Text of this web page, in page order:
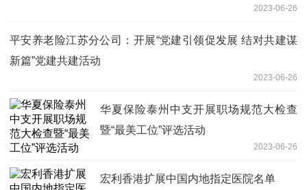
2023-06-26
平安养老险江苏分公司：开展“党建引领促发展 结对共建谋
新篇”党建共建活动
2023-06-26
华夏保险泰州中支开展职场规范大检查
暨“最美工位”评选活动
2023-06-26
宏利香港扩展中国内地指定医院名单